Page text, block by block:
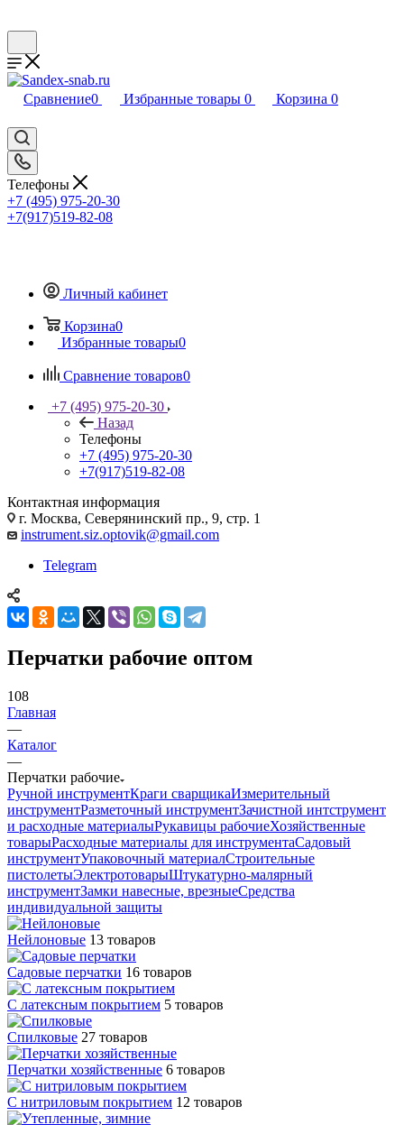
Сравнение0 Избранные товары 0 Корзина 0
Телефоны
+7 (495) 975-20-30
+7(917)519-82-08
Личный кабинет
Корзина0
Избранные товары0
Сравнение товаров0
+7 (495) 975-20-30
Назад
Телефоны
+7 (495) 975-20-30
+7(917)519-82-08
Контактная информация
г. Москва, Северянинский пр., 9, стр. 1
instrument.siz.optovik@gmail.com
Telegram
Перчатки рабочие оптом
108
Главная
—
Каталог
—
Перчатки рабочие
Ручной инструментКраги сварщикаИзмерительный
инструментРазметочный инструментЗачистной интструмент
и расходные материалыРукавицы рабочиеХозяйственные
товарыРасходные материалы для инструментаСадовый
инструментУпаковочный материалСтроительные
пистолетыЭлектротоварыШтукатурно-малярный
инструментЗамки навесные, врезныеСредства
индивидуальной защиты
Нейлоновые 13 товаров
Садовые перчатки 16 товаров
С латексным покрытием 5 товаров
Cпилковые 27 товаров
Перчатки хозяйственные 6 товаров
С нитриловым покрытием 12 товаров